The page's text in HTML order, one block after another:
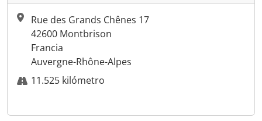
Rue des Grands Chênes 17
42600 Montbrison
Francia
Auvergne-Rhône-Alpes
11.525 kilómetro